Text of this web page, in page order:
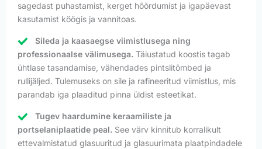
sagedast puhastamist, kerget hõõrdumist ja igapäevast
kasutamist köögis ja vannitoas.
Sileda ja kaasaegse viimistlusega ning
professionaalse välimusega. Täiustatud koostis tagab
ühtlase tasandamise, vähendades pintslitõmbed ja
rullijäljed. Tulemuseks on sile ja rafineeritud viimistlus, mis
parandab iga plaaditud pinna üldist esteetikat.
Tugev haardumine keraamiliste ja
portselaniplaatide peal. See värv kinnitub korralikult
ettevalmistatud glasuuritud ja glasuurimata plaatpindadele